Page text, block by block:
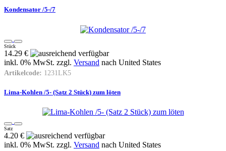
Kondensator /5-/7
Stück
14.29 €
inkl. 0% MwSt. zzgl. Versand nach United States
Artikelcode: 1231LK5
Lima-Kohlen /5- (Satz 2 Stück) zum löten
Satz
4.20 €
inkl. 0% MwSt. zzgl. Versand nach United States